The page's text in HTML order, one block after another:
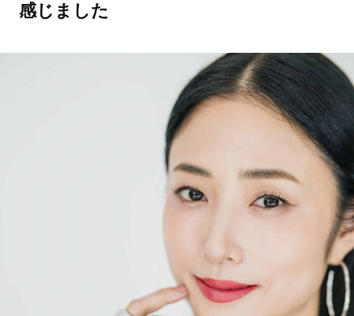
ママとパパに贈る「ジェンダーレ
人気の40代髪型・ヘ
感じました